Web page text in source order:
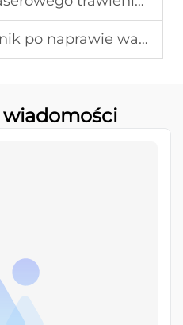
wytrawiania laserowego urządzeń medycznych